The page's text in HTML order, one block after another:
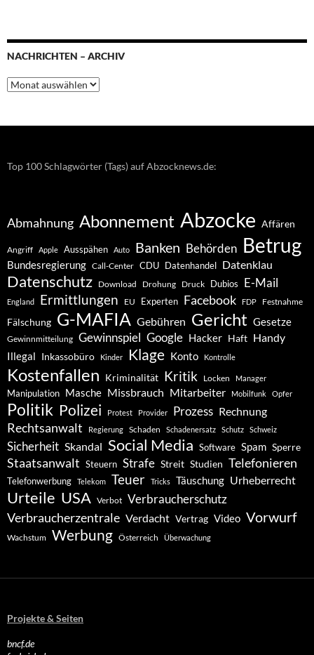
NACHRICHTEN – ARCHIV
Nachrichten
–
Top 100 Schlagwörter (Tags) auf Abzocknews.de:
Abmahnung Abonnement Abzocke Affären
Angriff Apple Ausspähen Auto Banken Behörden Betrug
Bundesregierung Call-Center CDU Datenhandel Datenklau
Datenschutz Download Drohung Druck Dubios E-Mail
England Ermittlungen EU Experten Facebook FDP Festnahme
Fälschung G-MAFIA Gebühren Gericht Gesetze
Gewinnmitteilung Gewinnspiel Google Hacker Haft Handy
Illegal Inkassobüro Kinder Klage Konto Kontrolle
Kostenfallen Kriminalität Kritik Locken Manager
Manipulation Masche Missbrauch Mitarbeiter Mobilfunk Opfer
Politik Polizei Protest Provider Prozess Rechnung
Rechtsanwalt Regierung Schaden Schadenersatz Schutz Schweiz
Sicherheit Skandal Social Media Software Spam Sperre
Staatsanwalt Steuern Strafe Streit Studien Telefonieren
Telefonwerbung Telekom Teuer Tricks Täuschung Urheberrecht
Urteile USA Verbot Verbraucherschutz
Verbraucherzentrale Verdacht Vertrag Video Vorwurf
Wachstum Werbung Österreich Überwachung
Projekte & Seiten
bncf.de